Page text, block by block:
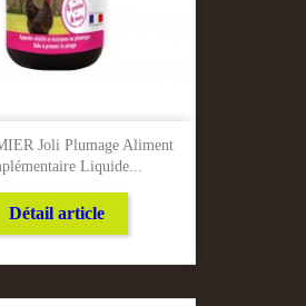
Joli Plumage Aliment
Liquide...
Détail article